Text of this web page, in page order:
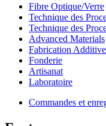
Fibre Optique/Verre
Technique des
Technique des
Advanced Materials
Fabrication Additive
Fonderie
Artisanat
Laboratoire
Commandes et